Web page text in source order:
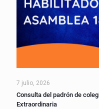
7 julio, 2026
Consulta del padrón de
Extraordinaria